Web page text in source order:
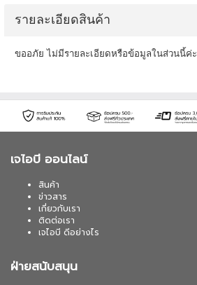
รายละเอียดสินค้า
ขออภัย ไม่มีรายละเอียดหรือข้อมูลในส่วนนี้ค่ะ
เจไอบี ออนไลน์
สินค้า
ข่าวสาร
เกี่ยวกับเรา
ติดต่อเรา
เจไอบี ดีอย่างไร
ฝ่ายสนับสนุน